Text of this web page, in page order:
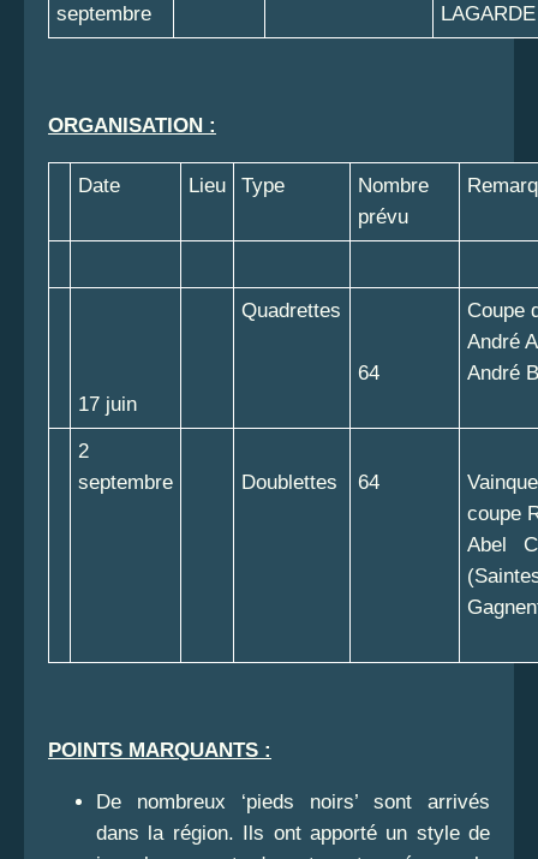
septembre
LAGARDE
ORGANISATION :
Date Lieu Type
Nombre
prévu
17 juin
Quadrettes
64
Coupe
André
André
2
septembre
Doublettes 64
coupe
Abel
POINTS MARQUANTS :
De nombreux ‘pieds noirs’ sont arrivés
dans la région. Ils ont apporté un style de